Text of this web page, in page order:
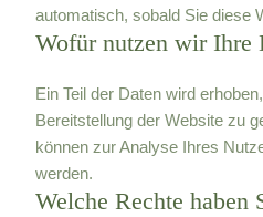
automatisch, sobald Sie diese
Wofür nutzen wir Ihre
Ein Teil der Daten wird
Bereitstellung der Website zu
können zur Analyse Ihres
werden.
Welche Rechte haben